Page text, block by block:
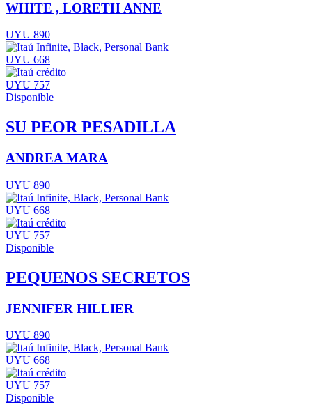
WHITE , LORETH ANNE
UYU 890
UYU 668
UYU 757
Disponible
SU PEOR PESADILLA
ANDREA MARA
UYU 890
UYU 668
UYU 757
Disponible
PEQUENOS SECRETOS
JENNIFER HILLIER
UYU 890
UYU 668
UYU 757
Disponible